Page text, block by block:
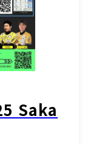
Saka